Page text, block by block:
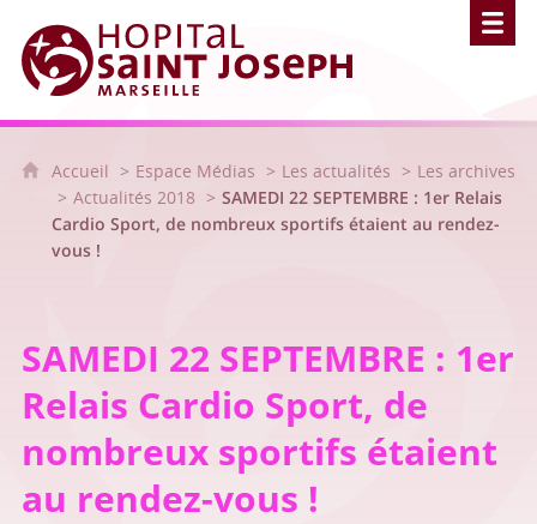
Hôpital Saint Joseph - Marseille
Accueil Espace Médias Les actualités
Les archives
Actualités 2018
SAMEDI 22 SEPTEMBRE : 1er Relais
Cardio Sport, de nombreux sportifs étaient au rendez-
vous !
SAMEDI 22 SEPTEMBRE : 1er
Relais Cardio Sport, de
nombreux sportifs étaient
au rendez-vous !